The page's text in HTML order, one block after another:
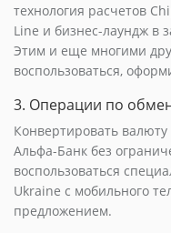
технология расчетов
Line и бизнес-лаундж в
Этим и еще многими
воспользоваться,
3. Операции по
Конвертировать
Альфа-Банк без
воспользоваться
Ukraine с мобильного
предложением.